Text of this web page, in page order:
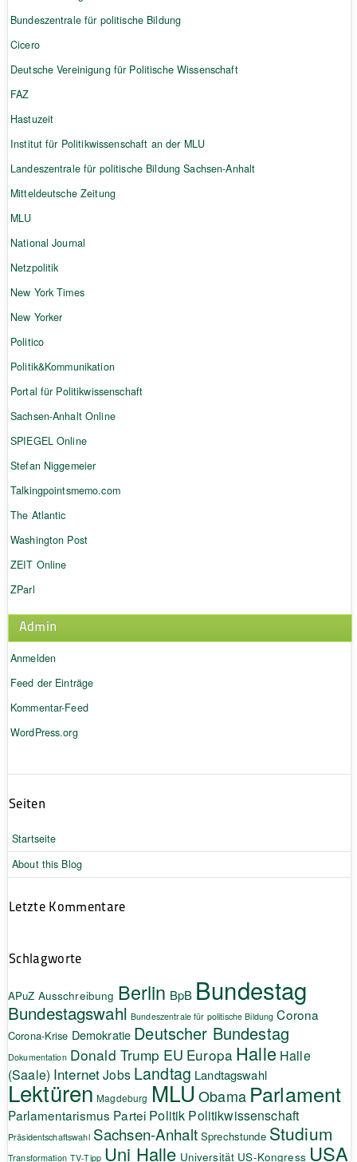
Bundeszentrale für politische Bildung
Cicero
Deutsche Vereinigung für Politische Wissenschaft
FAZ
Hastuzeit
Institut für Politikwissenschaft an der MLU
Landeszentrale für politische Bildung Sachsen-Anhalt
Mitteldeutsche Zeitung
MLU
National Journal
Netzpolitik
New York Times
New Yorker
Politico
Politik&Kommunikation
Portal für Politikwissenschaft
Sachsen-Anhalt Online
SPIEGEL Online
Stefan Niggemeier
Talkingpointsmemo.com
The Atlantic
Washington Post
ZEIT Online
ZParl
Admin
Anmelden
Feed der Einträge
Kommentar-Feed
WordPress.org
Seiten
Startseite
About this Blog
Letzte Kommentare
Schlagworte
APuZ Ausschreibung Berlin BpB Bundestag
Bundestagswahl Bundeszentrale für politische Bildung Corona
Corona-Krise Demokratie Deutscher Bundestag
Dokumentation Donald Trump EU Europa Halle Halle
(Saale) InternetJobs Landtag Landtagswahl
Lektüren Magdeburg MLU Obama Parlament
Parlamentarismus Partei Politik Politikwissenschaft
Präsidentschaftswahl Sachsen-Anhalt Sprechstunde Studium
Transformation TV-Tipp Uni Halle Universität US-Kongress USA